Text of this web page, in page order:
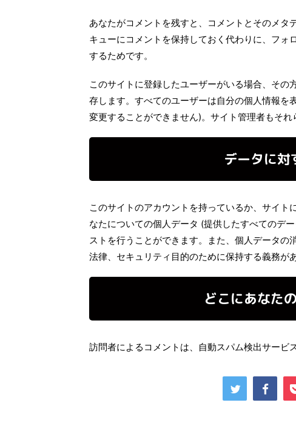
あなたがコメントを残すと、コメントとそのメ
キューにコメントを保持しておく代わりに、フ
するためです。
このサイトに登録したユーザーがいる場合、そ
存します。すべてのユーザーは自分の個人情報を
変更することができません)。サイト管理者もそれ
データに対
このサイトのアカウントを持っているか、サイ
なたについての個人データ (提供したすべてのデ
ストを行うことができます。また、個人データの
法律、セキュリティ目的のために保持する義務が
どこにあなた
訪問者によるコメントは、自動スパム検出サービ